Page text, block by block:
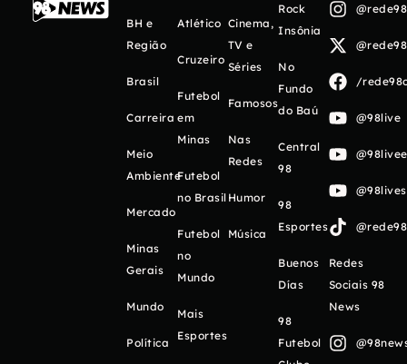
BH e
Região
Brasil
Carreira
Meio
Ambiente
Mercado
Minas
Gerais
Mundo
Política
Atlético
Cruzeiro
Futebol
em
Minas
Futebol
no Brasil
Futebol
no
Mundo
Mais
Esportes
Cinema,
TV e
Séries
Famosos
Nas
Redes
Humor
Música
Rock
Insônia
No
Fundo
do Baú
Central
98
98
Esportes
Buenos
Días
98
Futebol
/
@98live
Redes
Sociais 98
News